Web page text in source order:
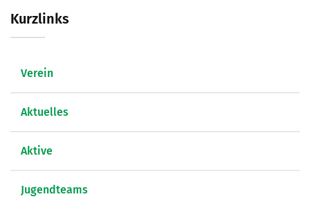
Kurzlinks
Verein
Aktuelles
Aktive
Jugendteams